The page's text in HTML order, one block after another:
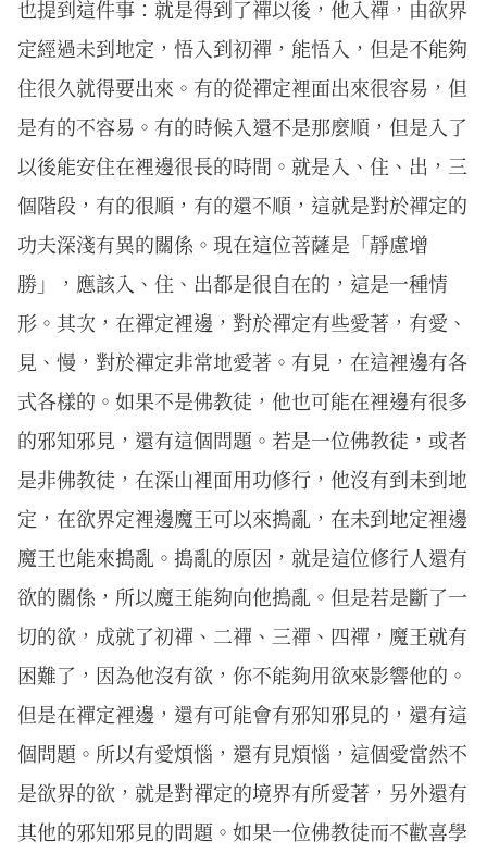
也提到這件事：就是得到了禪以後，他入禪，由欲界
定經過未到地定，悟入到初禪，能悟入，但是不能夠
住很久就得要出來。有的從禪定裡面出來很容易，但
是有的不容易。有的時候入還不是那麼順，但是入了
以後能安住在裡邊很長的時間。就是入、住、出，三
個階段，有的很順，有的還不順，這就是對於禪定的
功夫深淺有異的關係。現在這位菩薩是「靜慮增
勝」，應該入、住、出都是很自在的，這是一種情
形。其次，在禪定裡邊，對於禪定有些愛著，有愛、
見、慢，對於禪定非常地愛著。有見，在這裡邊有各
式各樣的。如果不是佛教徒，他也可能在裡邊有很多
的邪知邪見，還有這個問題。若是一位佛教徒，或者
是非佛教徒，在深山裡面用功修行，他沒有到未到地
定，在欲界定裡邊魔王可以來搗亂，在未到地定裡邊
魔王也能來搗亂。搗亂的原因，就是這位修行人還有
欲的關係，所以魔王能夠向他搗亂。但是若是斷了一
切的欲，成就了初禪、二禪、三禪、四禪，魔王就有
困難了，因為他沒有欲，你不能夠用欲來影響他的。
但是在禪定裡邊，還有可能會有邪知邪見的，還有這
個問題。所以有愛煩惱，還有見煩惱，這個愛當然不
是欲界的欲，就是對禪定的境界有所愛著，另外還有
其他的邪知邪見的問題。如果一位佛教徒而不歡喜學